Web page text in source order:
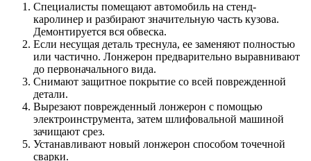
Специалисты помещают автомобиль на стенд-
каролинер и разбирают значительную часть кузова.
Демонтируется вся обвеска.
Если несущая деталь треснула, ее заменяют полностью
или частично. Лонжерон предварительно выравнивают
до первоначального вида.
Снимают защитное покрытие со всей поврежденной
детали.
Вырезают поврежденный лонжерон с помощью
электроинструмента, затем шлифовальной машиной
зачищают срез.
Устанавливают новый лонжерон способом точечной
сварки.